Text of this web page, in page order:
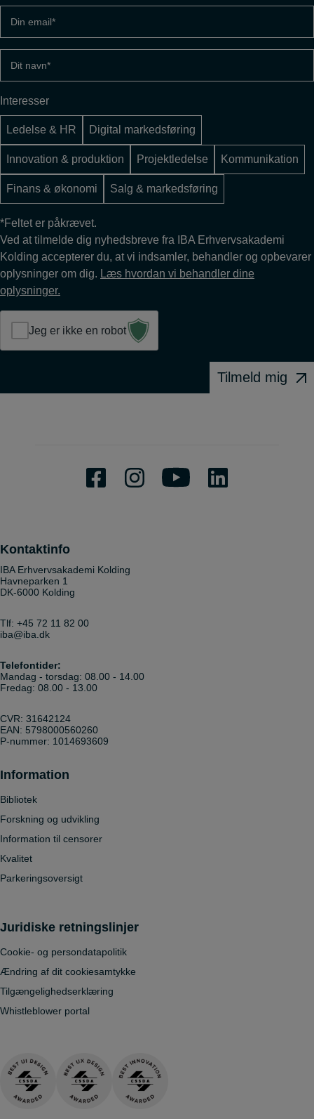
(Påkrævet)
Interesser
Ledelse & HR Digital markedsføring
Innovation & produktion Projektledelse Kommunikation
Finans & økonomi Salg & markedsføring
*Feltet er påkrævet.
Ved at tilmelde dig nyhedsbreve fra IBA Erhvervsakademi
Kolding accepterer du, at vi indsamler, behandler og opbevarer
oplysninger om dig. Læs hvordan vi behandler dine
oplysninger.
Jeg er ikke en robot
Tilmeld mig
Kontaktinfo
IBA Erhvervsakademi Kolding
Havneparken 1
DK-6000 Kolding
Tlf: +45 72 11 82 00
iba@iba.dk
Telefontider:
Mandag - torsdag: 08.00 - 14.00
Fredag: 08.00 - 13.00
CVR: 31642124
EAN: 5798000560260
P-nummer: 1014693609
Information
Bibliotek
Forskning og udvikling
Information til censorer
Kvalitet
Parkeringsoversigt
Juridiske retningslinjer
Cookie- og persondatapolitik
Ændring af dit cookiesamtykke
Tilgængelighedserklæring
Whistleblower portal